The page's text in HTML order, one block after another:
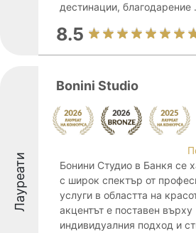
дестинации, благодарение
8.5
Лауреати
Bonini Studio
Бонини Студио в Банкя се
с широк спектър от
услуги в областта на
акцентът е поставен върху
индивидуалния подход и